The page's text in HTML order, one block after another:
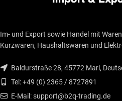
Im- und Export sowie Handel mit
Kurzwaren, Haushaltswaren und
Baldurstraße 28, 45772 Marl,
Tel: +49 (0) 2365 / 8727891
E-Mail: support@b2q-trading.de